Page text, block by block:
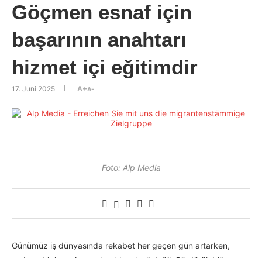
Göçmen esnaf için
başarının anahtarı
hizmet içi eğitimdir
17. Juni 2025 A+A-
Foto: Alp Media
Günümüz iş dünyasında rekabet her geçen gün artarken,